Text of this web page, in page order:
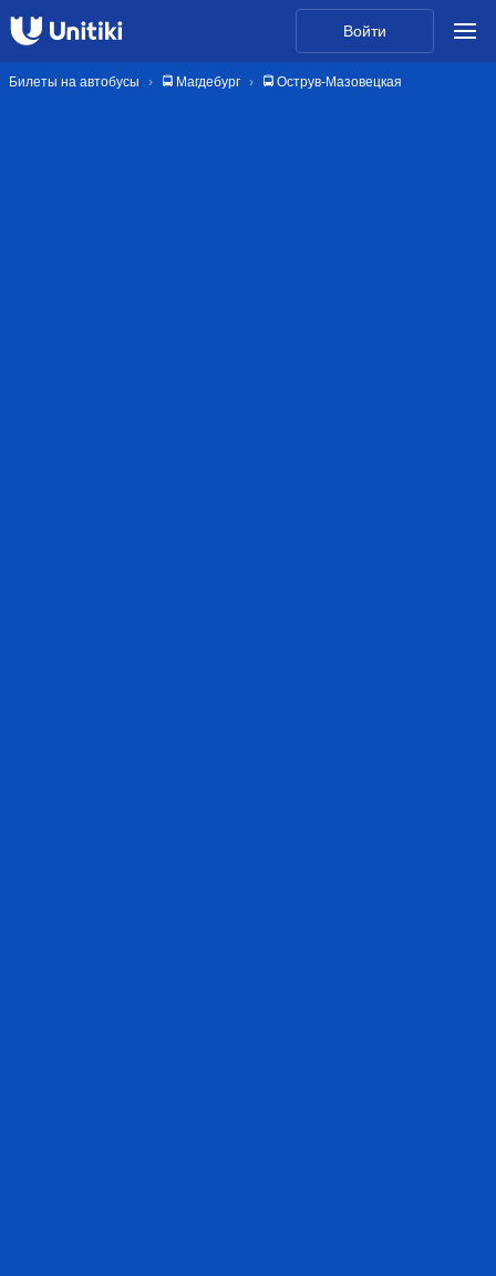
Войти
Билеты на автобусы 🚍 Магдебург 🚍 Острув-Мазовецкая